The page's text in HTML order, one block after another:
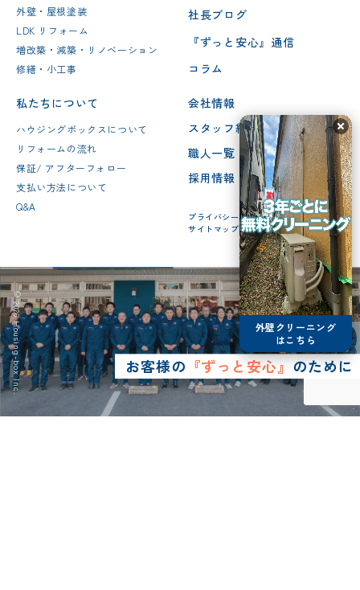
外壁・屋根塗装
LDK リフォーム
増改築・減築・リノベーション
修繕・小工事
社長ブログ
『ずっと安心』通信
コラム
私たちについて
ハウジングボックスについて
リフォームの流れ
保証/ アフターフォロー
支払い方法について
Q&A
会社情報
スタッフ紹介
職人一覧
採用情報
プライバシーポリシー
サイトマップ
お客様の 『ずっと安心』のために
© 2026 Housing-box Inc.
外壁クリーニング
はこちら